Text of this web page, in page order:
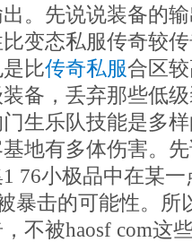
。先说说装备的
变态私服传奇较
比传奇私服合区
备，丢弃那些低
生乐队技能是多
地有多体伤害。
76小极品中在某
暴击的可能性。所
不被haosf com这